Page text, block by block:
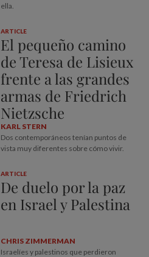
ella.
ARTICLE
El pequeño camino
de Teresa de Lisieux
frente a las grandes
armas de Friedrich
Nietzsche
KARL STERN
Dos contemporáneos tenían puntos de
vista muy diferentes sobre cómo vivir.
ARTICLE
De duelo por la paz
en Israel y Palestina
CHRIS ZIMMERMAN
Israelíes y palestinos que perdieron